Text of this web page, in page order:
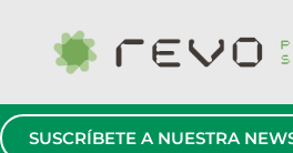
SUSCRÍBETE A NUESTRA